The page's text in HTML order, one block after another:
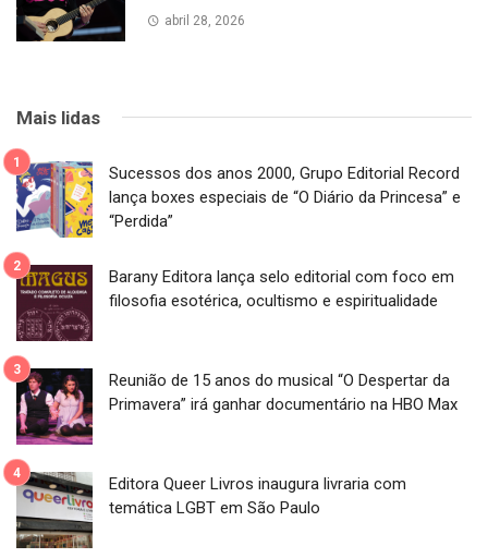
abril 28, 2026
Mais lidas
Sucessos dos anos 2000, Grupo Editorial Record
lança boxes especiais de “O Diário da Princesa” e
“Perdida”
Barany Editora lança selo editorial com foco em
filosofia esotérica, ocultismo e espiritualidade
Reunião de 15 anos do musical “O Despertar da
Primavera” irá ganhar documentário na HBO Max
Editora Queer Livros inaugura livraria com
temática LGBT em São Paulo